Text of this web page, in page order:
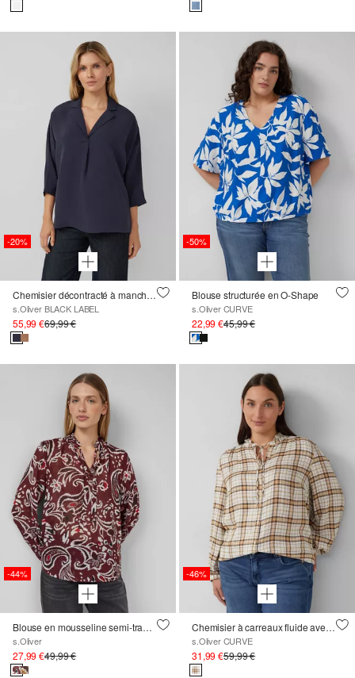
-20%
Chemisier décontracté à manches chauve-souris
s.Oliver BLACK LABEL
55,99 €69,99 €
-50%
Blouse structurée en O-Shape
s.Oliver CURVE
22,99 €45,99 €
-44%
Blouse en mousseline semi-transparente avec imprimé all-over
s.Oliver
27,99 €49,99 €
-46%
Chemisier à carreaux fluide avec col ruché et liens à nouer
s.Oliver CURVE
31,99 €59,99 €